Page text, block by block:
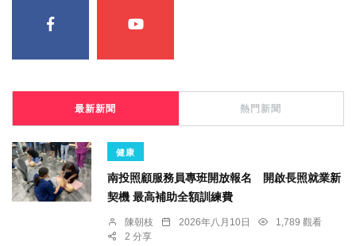
最新新聞 熱門新聞
健康
南投照顧服務員專班開放報名 開啟長照就業新
契機 最高補助全額訓練費
陳朝枝 2026年八月10日
1,789 觀看
2 分享